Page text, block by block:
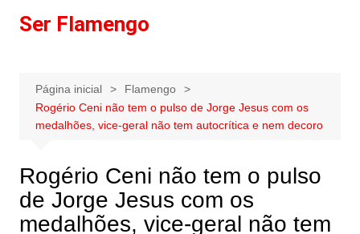
paraSer Flamengo
Página inicial
Flamengo
Rogério Ceni não tem o pulso de Jorge Jesus com os
medalhões, vice-geral não tem autocrítica e nem decoro
Rogério Ceni não tem o pulso
de Jorge Jesus com os
medalhões, vice-geral não tem